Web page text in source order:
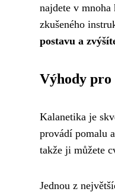
najdete v mnoha
zkušeného
postavu a
Výhody pro
Kalanetika je
provádí pomalu
takže ji můžete
Jednou z